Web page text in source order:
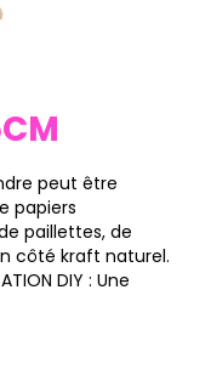
peut être
papiers
paillettes, de
côté kraft naturel.
DIY : Une